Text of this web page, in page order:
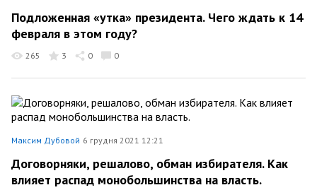
Подложенная «утка» президента. Чего ждать к 14
февраля в этом году?
265 3 0 0
Максим Дубовой 6 грудня 2021 12:21
Договорняки, решалово, обман избирателя. Как
влияет распад монобольшинства на власть.